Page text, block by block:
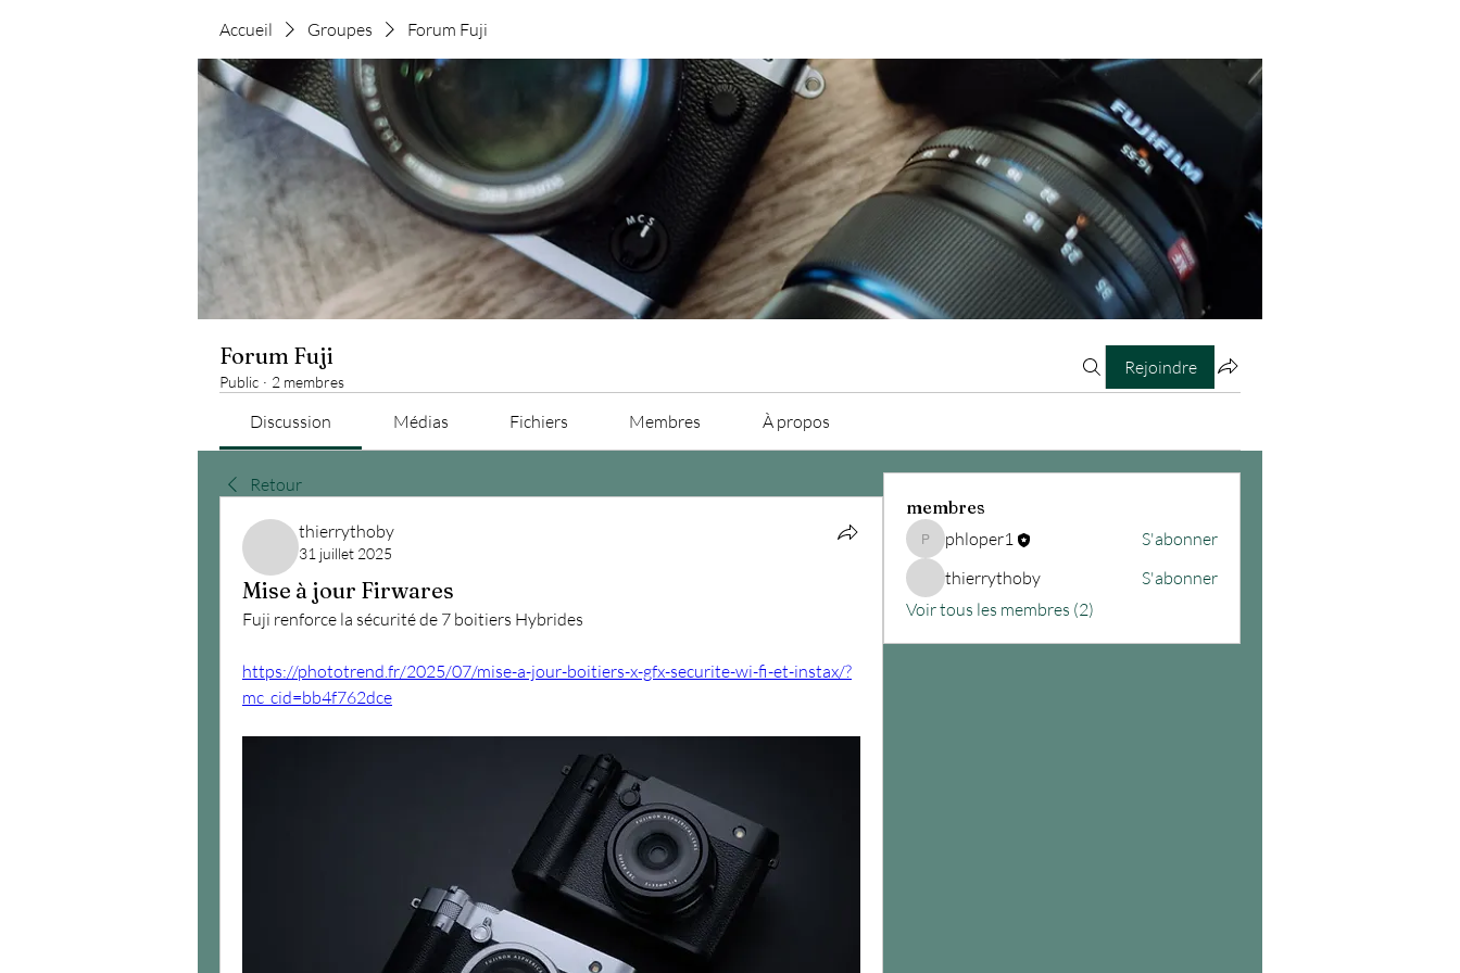
Accueil Groupes Forum Fuji
Forum Fuji
Public · 2 membres
Rejoindre
Discussion Médias Fichiers Membres À propos
Retour
thierrythoby
31 juillet 2025
Mise à jour Firwares
Fuji renforce la sécurité de 7 boitiers Hybrides
https://phototrend.fr/2025/07/mise-a-jour-boitiers-x-gfx-securite-wi-fi-et-instax/?
mc_cid=bb4f762dce
membres
phloper1
phloper1
S'abonner
thierrythoby
S'abonner
Voir tous les membres (2)